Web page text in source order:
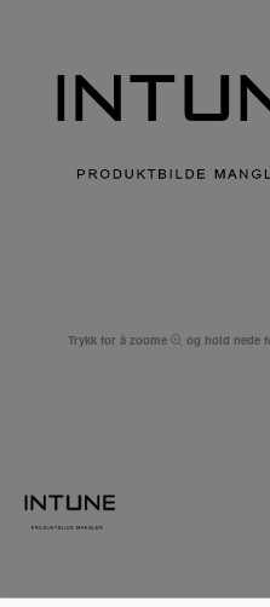
Trykk for å zoome og hold nede